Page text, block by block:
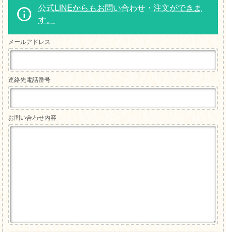
公式LINEからもお問い合わせ・注文ができま
す。
メールアドレス
連絡先電話番号
お問い合わせ内容